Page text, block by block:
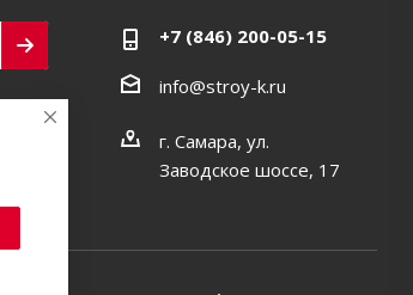
+7 (846) 200-05-15
info@stroy-k.ru
г. Самара, ул.
Заводское шоссе, 17